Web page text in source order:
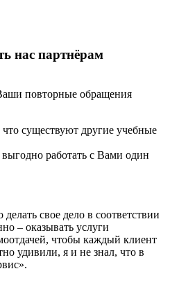
нас партнёрам
повторные обращения
существуют другие учебные
работать с Вами один
свое дело в соответствии
– оказывать услуги
чтобы каждый клиент
удивили, я и не знал, что в